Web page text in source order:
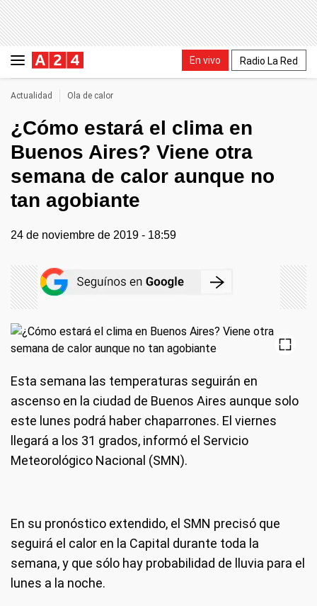
En vivo Radio La Red
Actualidad Ola de calor
¿Cómo estará el clima en
Buenos Aires? Viene otra
semana de calor aunque no
tan agobiante
24 de noviembre de 2019 - 18:59
Esta semana las temperaturas seguirán en
ascenso en la ciudad de Buenos Aires aunque solo
este lunes podrá haber chaparrones. El viernes
llegará a los 31 grados, informó el Servicio
Meteorológico Nacional (SMN).
En su pronóstico extendido, el SMN precisó que
seguirá el calor en la Capital durante toda la
semana, y que sólo hay probabilidad de lluvia para el
lunes a la noche.